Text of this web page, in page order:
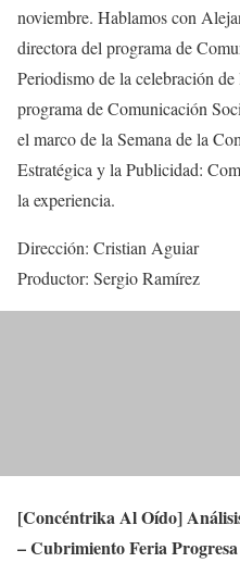
noviembre. Hablamos con
directora del programa de
Periodismo de la celebración
programa de Comunicación
el marco de la Semana de la
Estratégica y la Publicidad:
la experiencia.
Dirección: Cristian Aguiar
Productor: Sergio Ramírez
[Concéntrika Al Oído]
– Cubrimiento Feria Progresa